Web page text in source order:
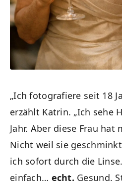
„Ich fotografiere seit 18
erzählt Katrin. „Ich sehe
Jahr. Aber diese Frau hat
Nicht weil sie
ich sofort durch die
einfach… echt. Gesund.